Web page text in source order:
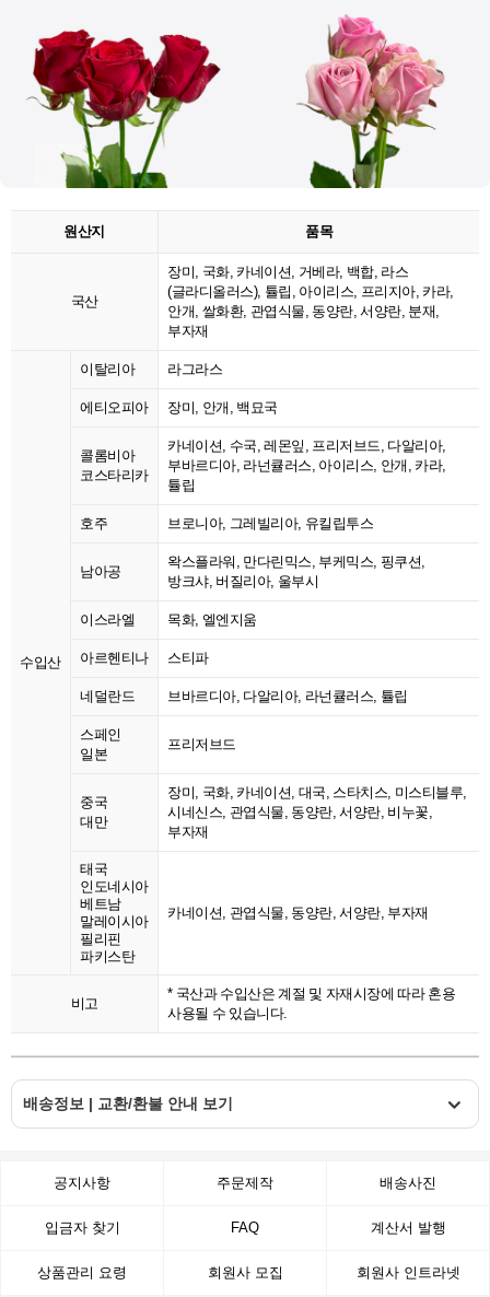
원산지 품목
국산
장미, 국화, 카네이션, 거베라, 백합, 라스
(글라디올러스), 튤립, 아이리스, 프리지아, 카라,
안개, 쌀화환, 관엽식물, 동양란, 서양란, 분재,
부자재
수입산
이탈리아 라그라스
에티오피아 장미, 안개, 백묘국
콜롬비아
코스타리카
카네이션, 수국, 레몬잎, 프리저브드, 다알리아,
부바르디아, 라넌큘러스, 아이리스, 안개, 카라,
튤립
호주 브로니아, 그레빌리아, 유킬립투스
남아공
왁스플라워, 만다린믹스, 부케믹스, 핑쿠션,
방크샤, 버질리아, 울부시
이스라엘 목화, 엘엔지움
아르헨티나 스티파
네덜란드 브바르디아, 다알리아, 라넌큘러스, 튤립
스페인
일본
프리저브드
중국
대만
장미, 국화, 카네이션, 대국, 스타치스, 미스티블루,
시네신스, 관엽식물, 동양란, 서양란, 비누꽃,
부자재
태국
인도네시아
베트남
말레이시아
필리핀
파키스탄
카네이션, 관엽식물, 동양란, 서양란, 부자재
비고
* 국산과 수입산은 계절 및 자재시장에 따라 혼용
사용될 수 있습니다.
배송정보 | 교환/환불 안내 보기
공지사항 주문제작 배송사진
입금자 찾기 FAQ 계산서 발행
상품관리 요령 회원사 모집 회원사 인트라넷